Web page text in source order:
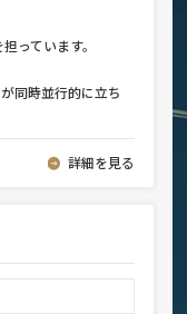
っています。
同時並行的に立ち
詳細を見る